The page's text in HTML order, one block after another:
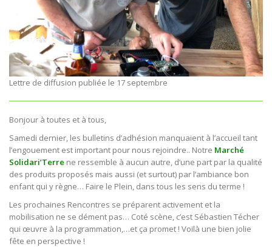
Lettre de diffusion publiée le 17 septembre
Bonjour à toutes et à tous,
Samedi dernier, les bulletins d’adhésion manquaient à l’accueil tant
l’engouement est important pour nous rejoindre.. Notre Marché
Solidari’Terre ne ressemble à aucun autre, d’une part par la qualité
des produits proposés mais aussi (et surtout) par l’ambiance bon
enfant qui y règne… Faire le Plein, dans tous les sens du terme !
Les prochaines Rencontres se préparent activement et la
mobilisation ne se dément pas… Coté scène, c’est Sébastien Técher
qui œuvre à la programmation,…et ça promet ! Voilà une bien jolie
fête en perspective !